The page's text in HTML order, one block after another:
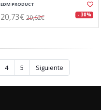
EDM PRODUCT
20,73€ 29,62€ - 30%
4 5 Siguiente